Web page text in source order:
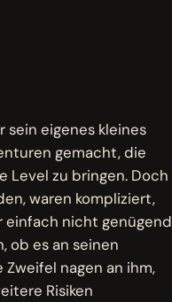
sein eigenes kleines
gemacht, die
Level zu bringen. Doch
waren kompliziert,
einfach nicht genügend
ob es an seinen
nagen an ihm,
Risiken